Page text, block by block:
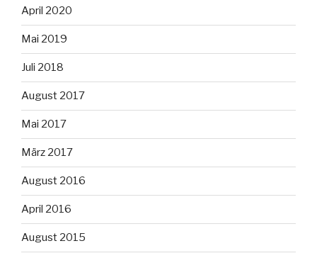
April 2020
Mai 2019
Juli 2018
August 2017
Mai 2017
März 2017
August 2016
April 2016
August 2015